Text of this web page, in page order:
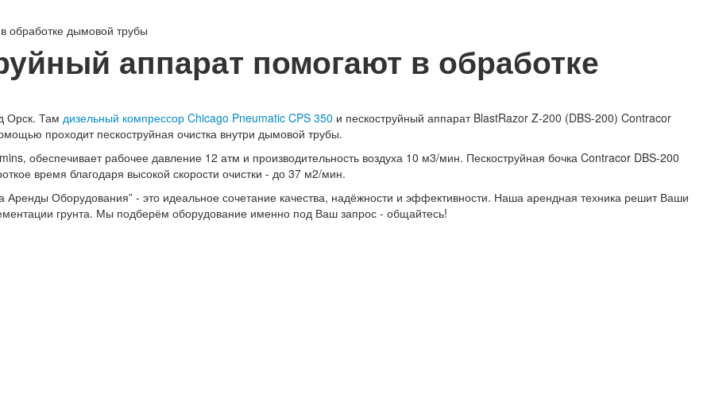
обработке дымовой трубы
аппарат помогают в обработке
Орск. Там дизельный компрессор Chicago Pneumatic CPS 350 и пескоструйный аппарат BlastRazor Z-200 (DBS-200) Contracor
проходит пескоструйная очистка внутри дымовой трубы.
обеспечивает рабочее давление 12 атм и производительность воздуха 10 м3/мин. Пескоструйная бочка Contracor DBS-200
время благодаря высокой скорости очистки - до 37 м2/мин.
Аренды Оборудования” - это идеальное сочетание качества, надёжности и эффективности. Наша арендная техника решит Ваши
грунта. Мы подберём оборудование именно под Ваш запрос - общайтесь!